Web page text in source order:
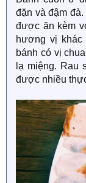
đặn và đậm
được ăn kèm
hương vị khác
bánh có vị
lạ miệng. Rau
được nhiều